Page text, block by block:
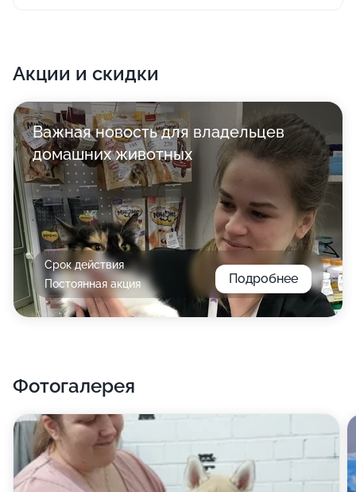
Акции и скидки
Важная новость для владельцев
домашних животных
Срок действия
Постоянная акция
Подробнее
Фотогалерея